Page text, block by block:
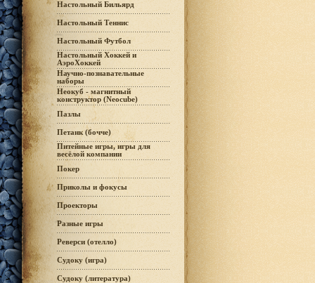
Настольный Бильярд
Настольный Теннис
Настольный Футбол
Настольный Хоккей и
АэроХоккей
Научно-познавательные
наборы
Неокуб - магнитный
конструктор (Neocube)
Пазлы
Петанк (бочче)
Питейные игры, игры для
весёлой компании
Покер
Приколы и фокусы
Проекторы
Разные игры
Реверси (отелло)
Судоку (игра)
Судоку (литература)